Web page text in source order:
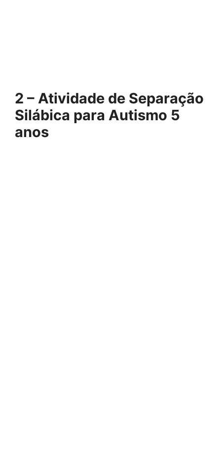
2 – Atividade de Separação
Silábica para Autismo 5
anos